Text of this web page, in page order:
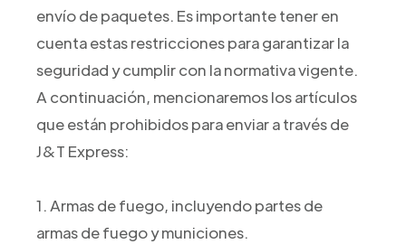
envío de paquetes. Es importante tener en
cuenta estas restricciones para garantizar la
seguridad y cumplir con la normativa vigente.
A continuación, mencionaremos los artículos
que están prohibidos para enviar a través de
J&T Express:
1. Armas de fuego, incluyendo partes de
armas de fuego y municiones.